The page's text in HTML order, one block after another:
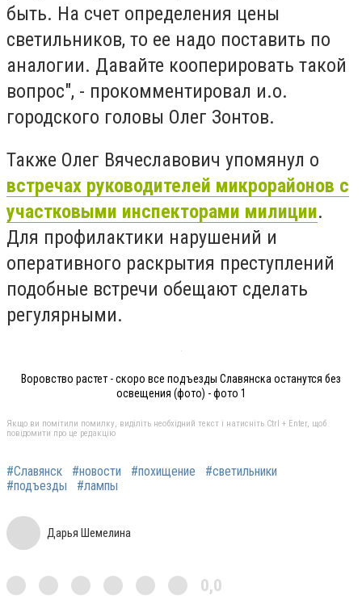
быть. На счет определения цены
светильников, то ее надо поставить по
аналогии. Давайте кооперировать такой
вопрос", - прокомментировал и.о.
городского головы Олег Зонтов.
Также Олег Вячеславович упомянул о
встречах руководителей микрорайонов с
участковыми инспекторами милиции.
Для профилактики нарушений и
оперативного раскрытия преступлений
подобные встречи обещают сделать
регулярными.
Воровство растет - скоро все подъезды Славянска останутся без
освещения (фото) - фото 1
Якщо ви помітили помилку, виділіть необхідний текст і натисніть Ctrl + Enter, щоб
повідомити про це редакцію
#Славянск #новости #похищение
#светильники
#подъезды
#лампы
Дарья Шемелина
0,0